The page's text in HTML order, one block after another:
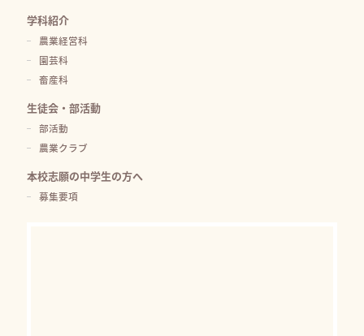
学科紹介
農業経営科
園芸科
畜産科
生徒会・部活動
部活動
農業クラブ
本校志願の中学生の方へ
募集要項